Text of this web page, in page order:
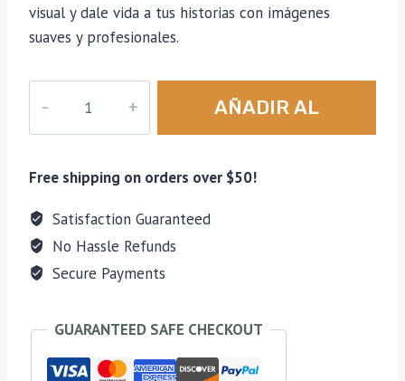
visual y dale vida a tus historias con imágenes
suaves y profesionales.
SC
Estabilizador
para
Cámaras
AÑADIR AL
Free shipping on orders over $50!
Satisfaction Guaranteed
No Hassle Refunds
Secure Payments
GUARANTEED SAFE CHECKOUT